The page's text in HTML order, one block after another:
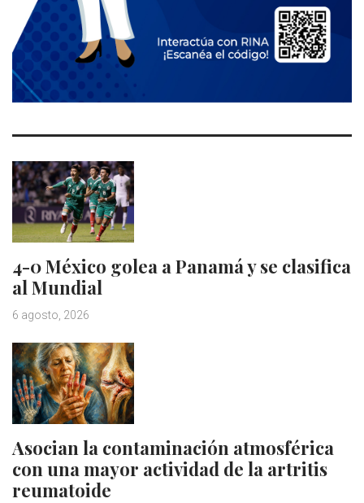
4-0 México golea a Panamá y se clasifica
al Mundial
6 agosto, 2026
Asocian la contaminación atmosférica
con una mayor actividad de la artritis
reumatoide